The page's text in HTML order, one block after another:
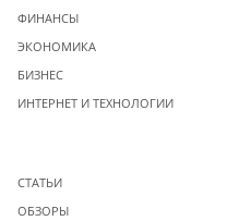
ФИНАНСЫ
ЭКОНОМИКА
БИЗНЕС
ИНТЕРНЕТ И ТЕХНОЛОГИИ
СТАТЬИ
ОБЗОРЫ